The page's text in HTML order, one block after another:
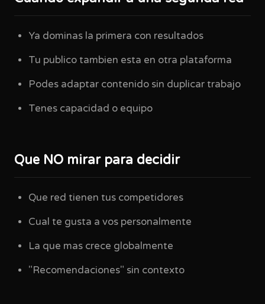
Ya dominas la primera con resultados
Tu publico tambien esta en otra plataforma
Podes adaptar contenido sin duplicar trabajo
Tenes capacidad o equipo
Que NO mirar para decidir
Que red tienen tus competidores
Cual te gusta a vos personalmente
La que mas crece globalmente
"Recomendaciones" sin contexto